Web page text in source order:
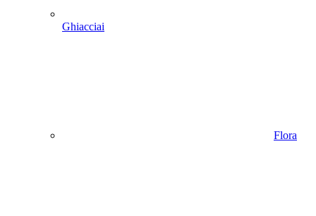
Ghiacciai
Flora